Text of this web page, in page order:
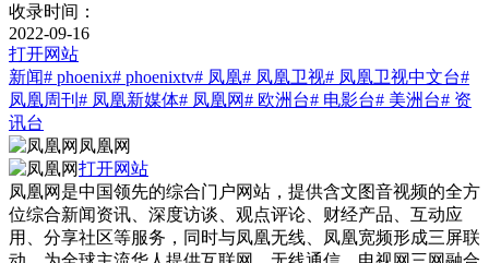
收录时间：
2022-09-16
打开网站
新闻# phoenix# phoenixtv# 凤凰# 凤凰卫视# 凤凰卫视中文台#
凤凰周刊 # 凤凰新媒体# 凤凰网# 欧洲台# 电影台# 美洲台# 资
讯台
凤凰网
打开网站
凤凰网是中国领先的综合门户网站，提供含文图音视频的全方
位综合新闻资讯、深度访谈、观点评论、财经产品、互动应
用、分享社区等服务，同时与凤凰无线、凤凰宽频形成三屏联